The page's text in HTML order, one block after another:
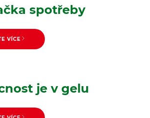
spotřeby
VÍCE
je v gelu